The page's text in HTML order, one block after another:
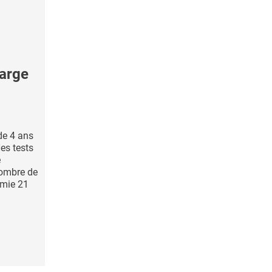
4 ans
tests
de
21